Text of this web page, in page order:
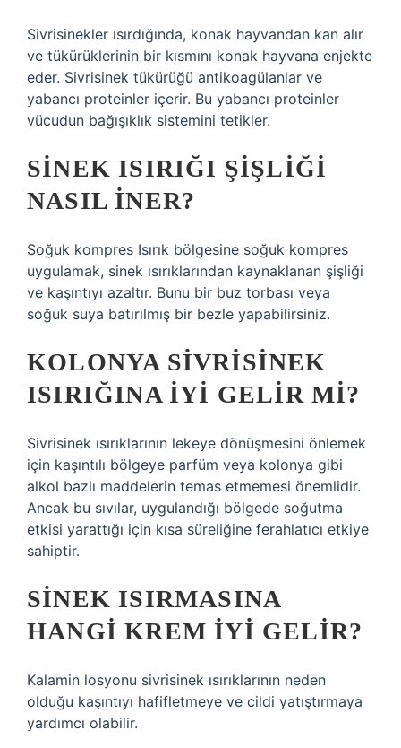
Sivrisinekler ısırdığında, konak hayvandan kan alır
ve tükürüklerinin bir kısmını konak hayvana enjekte
eder. Sivrisinek tükürüğü antikoagülanlar ve
yabancı proteinler içerir. Bu yabancı proteinler
vücudun bağışıklık sistemini tetikler.
SINEK ISIRIĞI ŞIŞLIĞI
NASIL INER?
Soğuk kompres Isırık bölgesine soğuk kompres
uygulamak, sinek ısırıklarından kaynaklanan şişliği
ve kaşıntıyı azaltır. Bunu bir buz torbası veya
soğuk suya batırılmış bir bezle yapabilirsiniz.
KOLONYA SIVRISINEK
ISIRIĞINA IYI GELIR MI?
Sivrisinek ısırıklarının lekeye dönüşmesini önlemek
için kaşıntılı bölgeye parfüm veya kolonya gibi
alkol bazlı maddelerin temas etmemesi önemlidir.
Ancak bu sıvılar, uygulandığı bölgede soğutma
etkisi yarattığı için kısa süreliğine ferahlatıcı etkiye
sahiptir.
SINEK ISIRMASINA
HANGI KREM IYI GELIR?
Kalamin losyonu sivrisinek ısırıklarının neden
olduğu kaşıntıyı hafifletmeye ve cildi yatıştırmaya
yardımcı olabilir.